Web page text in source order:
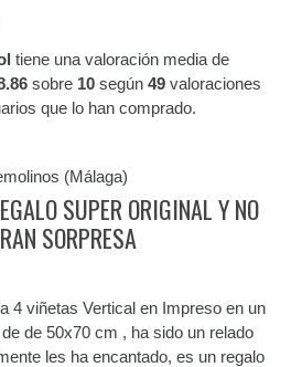
tiene una valoración media de
sobre 10 según 49 valoraciones
que lo han comprado.
(Málaga)
SUPER ORIGINAL Y NO
SORPRESA
4 viñetas Vertical en Impreso en un
de 50x70 cm , ha sido un relado
les ha encantado, es un regalo